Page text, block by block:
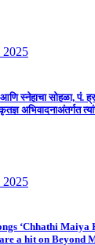
2025
स्नेहाचा सोहळा, पं.
अभिवादनाअंतर्गत
2025
‘Chhathi
a hit on Beyond